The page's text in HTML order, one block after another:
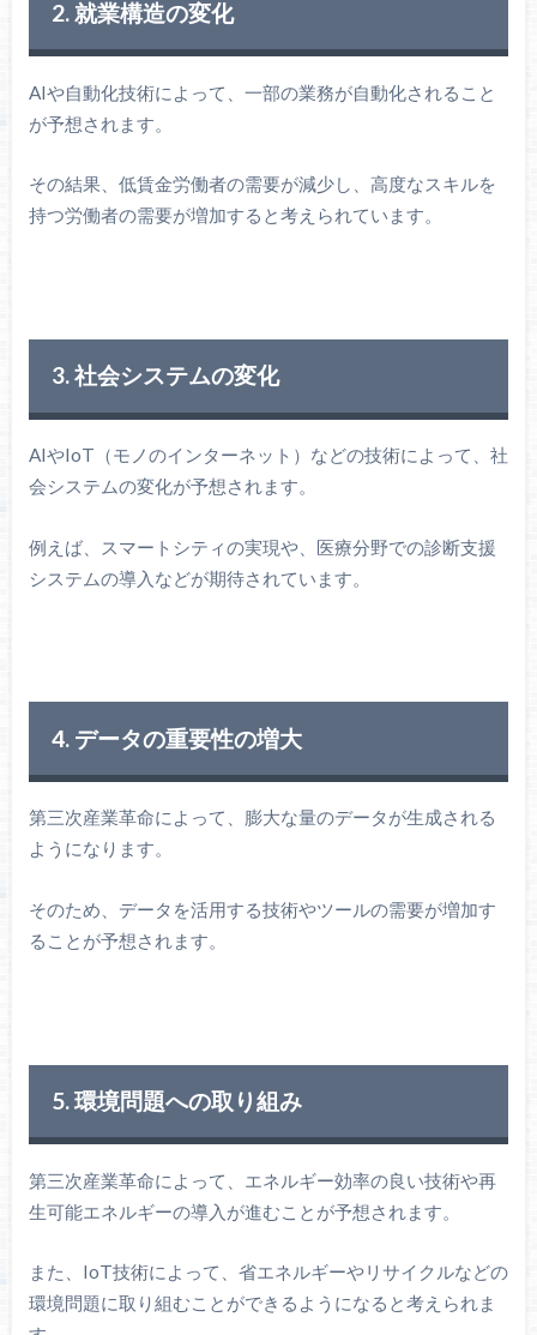
2. 就業構造の変化
AIや自動化技術によって、一部の業務が自動化されること
が予想されます。
その結果、低賃金労働者の需要が減少し、高度なスキルを
持つ労働者の需要が増加すると考えられています。
3. 社会システムの変化
AIやIoT（モノのインターネット）などの技術によって、社
会システムの変化が予想されます。
例えば、スマートシティの実現や、医療分野での診断支援
システムの導入などが期待されています。
4. データの重要性の増大
第三次産業革命によって、膨大な量のデータが生成される
ようになります。
そのため、データを活用する技術やツールの需要が増加す
ることが予想されます。
5. 環境問題への取り組み
第三次産業革命によって、エネルギー効率の良い技術や再
生可能エネルギーの導入が進むことが予想されます。
また、IoT技術によって、省エネルギーやリサイクルなどの
環境問題に取り組むことができるようになると考えられま